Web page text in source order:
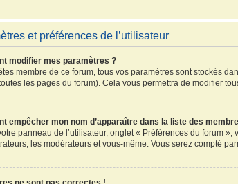
et préférences de l’utilisateur
modifier mes paramètres ?
membre de ce forum, tous vos paramètres sont stockés
les pages du forum). Cela vous permettra de modifier
empêcher mon nom d’apparaître dans la liste des
panneau de l’utilisateur, onglet « Préférences du forum »,
les modérateurs et vous-même. Vous serez compté